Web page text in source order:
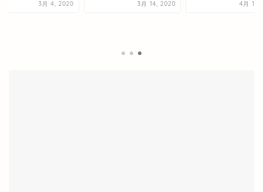
3月 4, 2020 3月 14, 2020 4月 15,